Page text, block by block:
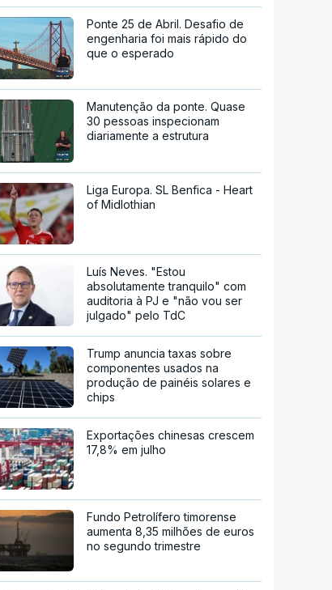
Ponte 25 de Abril. Desafio de
engenharia foi mais rápido do
que o esperado
Manutenção da ponte. Quase
30 pessoas inspecionam
diariamente a estrutura
Liga Europa. SL Benfica - Heart
of Midlothian
Luís Neves. "Estou
absolutamente tranquilo" com
auditoria à PJ e "não vou ser
julgado" pelo TdC
Trump anuncia taxas sobre
componentes usados na
produção de painéis solares e
chips
Exportações chinesas crescem
17,8% em julho
Fundo Petrolífero timorense
aumenta 8,35 milhões de euros
no segundo trimestre